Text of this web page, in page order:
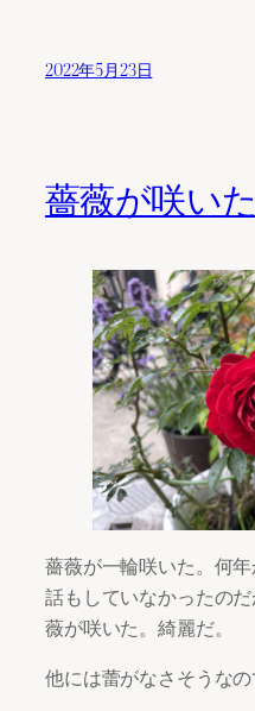
2022年5月23日
薔薇が咲いた
薔薇が一輪咲いた。何
話もしていなかったの
薇が咲いた。綺麗だ。
他には蕾がなさそうなの